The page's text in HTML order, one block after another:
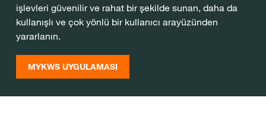
işlevleri güvenilir ve rahat bir şekilde sunan, daha da
kullanışlı ve çok yönlü bir kullanıcı arayüzünden
yararlanın.
MYKWS UYGULAMASI